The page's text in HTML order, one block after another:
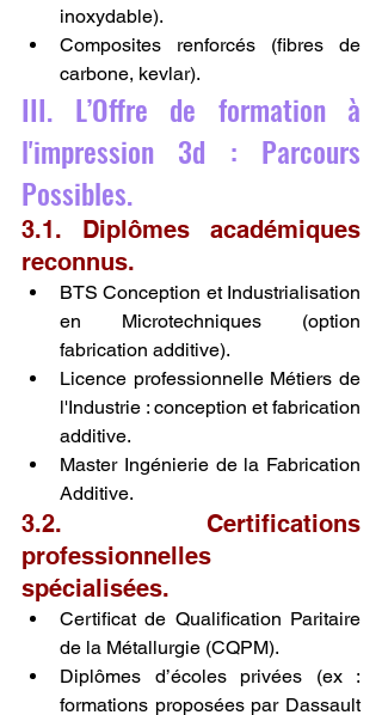
inoxydable).
Composites renforcés (fibres de
carbone, kevlar).
III. L’Offre de formation à
l'impression 3d : Parcours
Possibles.
3.1. Diplômes académiques
reconnus.
BTS Conception et Industrialisation
en Microtechniques (option
fabrication additive).
Licence professionnelle Métiers de
l'Industrie : conception et fabrication
additive.
Master Ingénierie de la Fabrication
Additive.
3.2. Certifications
professionnelles
spécialisées.
Certificat de Qualification Paritaire
de la Métallurgie (CQPM).
Diplômes d’écoles privées (ex :
formations proposées par Dassault